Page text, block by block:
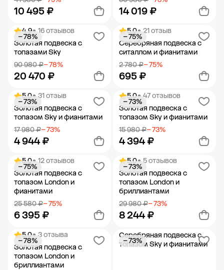
10 495 ₽
Добавить в корзину
14 019 ₽
Добавить в корзину
4.9• 16 отзывов
Золотая подвеска с
топазами Sky
90 980 ₽− 78%
20 470 ₽
− 78%
Добавить в корзину
5.0• 21 отзыв
Серебряная подвеска с
ситаллом и фианитами
2 780 ₽− 75%
695 ₽
− 75%
Добавить в корзину
5.0• 31 отзыв
Золотая подвеска с
топазом Sky и фианитами
17 980 ₽− 73%
4 944 ₽
− 73%
Добавить в корзину
5.0• 47 отзывов
Золотая подвеска с
топазом Sky и фианитами
15 980 ₽− 73%
4 394 ₽
− 73%
Добавить в корзину
5.0• 12 отзывов
Золотая подвеска с
топазом London и
фианитами
25 580 ₽− 75%
6 395 ₽
− 75%
Добавить в корзину
5.0• 5 отзывов
Золотая подвеска с
топазом London и
бриллиантами
29 980 ₽− 73%
8 244 ₽
− 73%
Добавить в корзину
5.0• 3 отзыва
Золотая подвеска с
топазом London и
бриллиантами
− 78%
Серебряная подвеска с
топазом Sky и фианитами
− 73%